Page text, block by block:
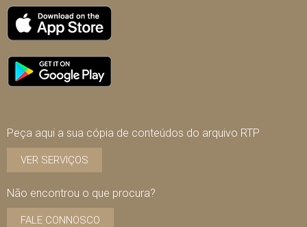
Peça aqui a sua cópia de conteúdos do arquivo RTP
VER SERVIÇOS
Não encontrou o que procura?
FALE CONNOSCO